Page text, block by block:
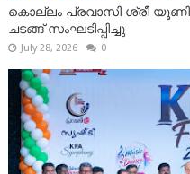
കൊല്ലം പ്രവാസി ശ്രീ
ചടങ്ങ് സംഘടിപ്പിച്ചു
July 28, 2026 0